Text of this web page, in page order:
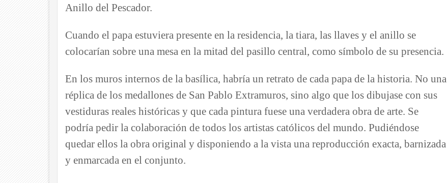
Anillo del Pescador.
Cuando el papa estuviera presente en la residencia, la tiara, las llaves y el anillo se
colocarían sobre una mesa en la mitad del pasillo central, como símbolo de su presencia.
En los muros internos de la basílica, habría un retrato de cada papa de la historia. No una
réplica de los medallones de San Pablo Extramuros, sino algo que los dibujase con sus
vestiduras reales históricas y que cada pintura fuese una verdadera obra de arte. Se
podría pedir la colaboración de todos los artistas católicos del mundo. Pudiéndose
quedar ellos la obra original y disponiendo a la vista una reproducción exacta, barnizada
y enmarcada en el conjunto.